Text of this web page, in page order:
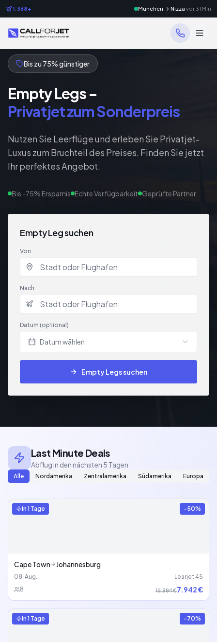
1.368+ München → Nizza vor 31 Min
Bis zu 75% günstiger
Empty Legs –
Privatjet zum Sonderpreis
Nutzen Sie Leerflüge und erleben Sie Privatjet-
Luxus zum Bruchteil des Preises. Finden Sie jetzt
Ihr perfektes Angebot.
Bis -75% Ersparnis Echte Verfügbarkeit Geprüfte Partner
Empty Leg suchen
Von
Nach
Datum (optional)
Datum wählen
Empty Legs suchen
Last Minute Deals
Abflug in den nächsten 5 Tagen
Alle Nordamerika Zentralamerika Südamerika Europa
In 1 Tage -50%
Cape Town Johannesburg
08. Aug.
Learjet 45
8
15.884 €7.942 €
In 1 Tage -70%